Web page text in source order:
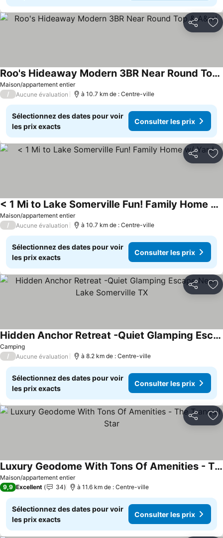
Partager
Maison/appartement entier
Roo's Hideaway Modern 3BR Near Round Top & A&m!
Consulter les prix
/ Aucune évaluation à 10.7 km de : Centre-ville
Sélectionnez des dates pour voir
les prix exacts
Consulter les prix
Partager
Maison/appartement entier
< 1 Mi to Lake Somerville Fun! Family Home w/ Yard
Consulter les prix
/ Aucune évaluation à 10.7 km de : Centre-ville
Sélectionnez des dates pour voir
les prix exacts
Consulter les prix
Partager
Camping
Hidden Anchor Retreat -Quiet Glamping Escape Near Lake Somerville TX
Consulter les prix
/ Aucune évaluation à 8.2 km de : Centre-ville
Sélectionnez des dates pour voir
les prix exacts
Consulter les prix
Partager
Maison/appartement entier
Luxury Geodome With Tons Of Amenities - The Tranquil Star
Consulter les prix
9,9 Excellent 34 à 11.6 km de : Centre-ville
Sélectionnez des dates pour voir
les prix exacts
Consulter les prix